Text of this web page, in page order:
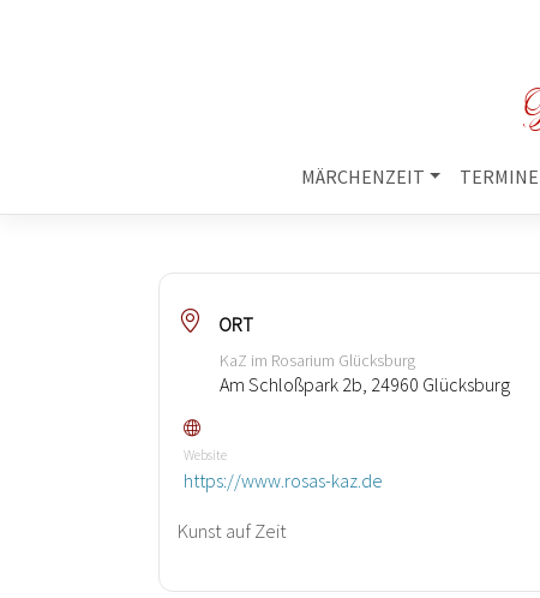
MÄRCHENZEIT TERMINE
ORT
KaZ im Rosarium Glücksburg
Am Schloßpark 2b, 24960 Glücksburg
Website
https://www.rosas-kaz.de
Kunst auf Zeit